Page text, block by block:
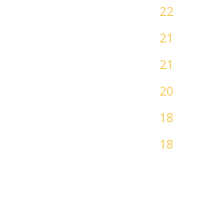
22
21
21
20
18
18